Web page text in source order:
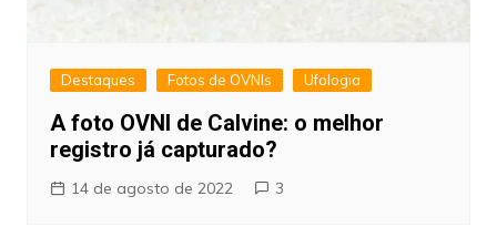
Destaques Fotos de OVNIs Ufologia
A foto OVNI de Calvine: o melhor
registro já capturado?
14 de agosto de 2022 3